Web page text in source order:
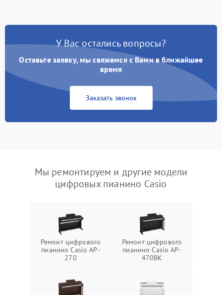
У Вас остались вопросы?
Оставьте заявку, мы свяжемся с Вами в ближайшее
время
Заказать звонок
Мы ремонтируем и другие модели
цифровых пианино Casio
Ремонт цифрового
пианино Casio AP-
270
Ремонт цифрового
пианино Casio AP-
470BK